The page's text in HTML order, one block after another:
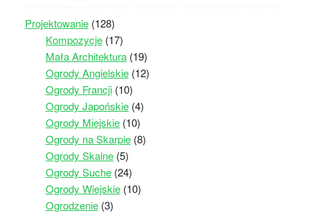
Projektowanie(128)
Kompozycje(17)
Mała Architektura(19)
Ogrody Angielskie(12)
Ogrody Francji(10)
Ogrody Japońskie(4)
Ogrody Miejskie(10)
Ogrody na Skarpie(8)
Ogrody Skalne(5)
Ogrody Suche(24)
Ogrody Wiejskie(10)
Ogrodzenie(3)